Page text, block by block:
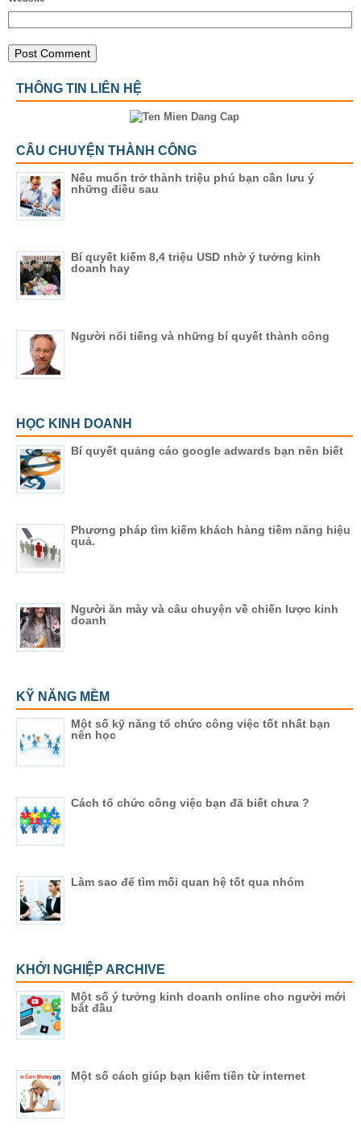
THÔNG TIN LIÊN HỆ
CÂU CHUYỆN THÀNH CÔNG
Nếu muốn trở thành triệu phú bạn cần lưu ý
những điều sau
Bí quyết kiếm 8,4 triệu USD nhờ ý tưởng kinh
doanh hay
Người nổi tiếng và những bí quyết thành công
HỌC KINH DOANH
Bí quyết quảng cáo google adwards bạn nên biết
Phương pháp tìm kiếm khách hàng tiềm năng hiệu
quả.
Người ăn mày và câu chuyện về chiến lược kinh
doanh
KỸ NĂNG MỀM
Một số kỹ năng tổ chức công việc tốt nhất bạn
nên học
Cách tổ chức công việc bạn đã biết chưa ?
Làm sao để tìm mối quan hệ tốt qua nhóm
KHỞI NGHIỆP ARCHIVE
Một số ý tưởng kinh doanh online cho người mới
bắt đầu
Một số cách giúp bạn kiếm tiền từ internet